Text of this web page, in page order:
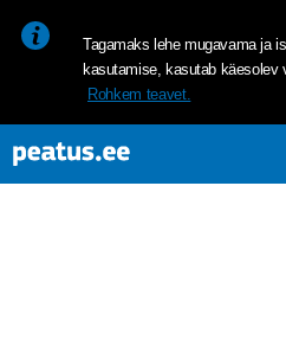
Tagamaks lehe mugavama ja
kasutamise, kasutab käesolev
Rohkem teavet.